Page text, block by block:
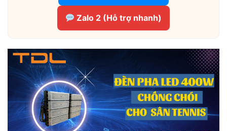
Zalo 2 (Hỗ trợ nhanh)